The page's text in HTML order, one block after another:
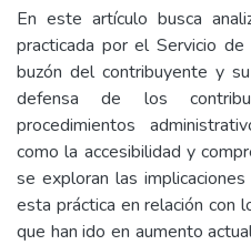
En este artículo busca
practicada por el Servicio
buzón del contribuyente y
defensa de los
procedimientos
como la accesibilidad y
se exploran las
esta práctica en relación con
que han ido en aumento